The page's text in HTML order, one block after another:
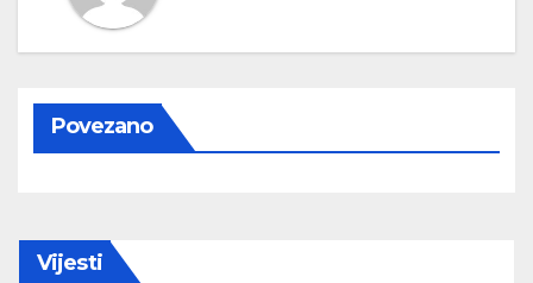
Povezano
Vijesti